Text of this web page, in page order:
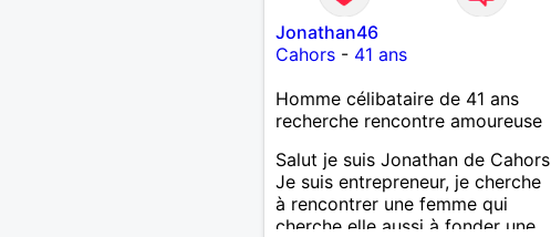
Jonathan46
Cahors- 41 ans
Homme célibataire de 41 ans
recherche rencontre amoureuse
Salut je suis Jonathan de Cahors
Je suis entrepreneur, je cherche
à rencontrer une femme qui
cherche elle aussi à fonder une